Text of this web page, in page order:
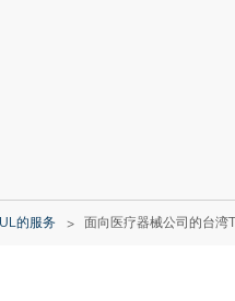
的服务 面向医疗器械公司的台湾